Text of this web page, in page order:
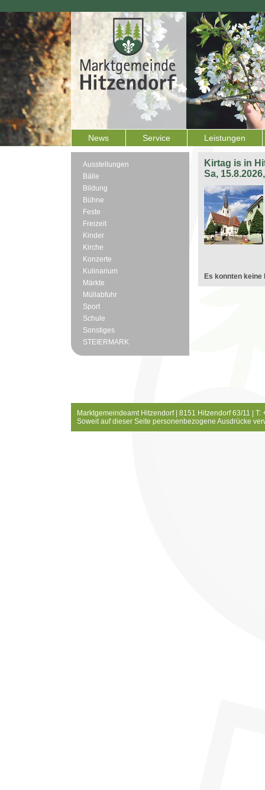
News Service Leistungen
Ausstellungen
Bälle
Bildung
Bühne
Feste
Freizeit
Kinder
Kirche
Konzerte
Kulinarium
Märkte
Müllabfuhr
Sport
Schule
Sonstiges
STEIERMARK
Kirtag is in
Sa,
Es konnten keine
Marktgemeindeamt Hitzendorf | 8151 Hitzendorf 63/11 |
Soweit auf dieser Seite personenbezogene Ausdrücke